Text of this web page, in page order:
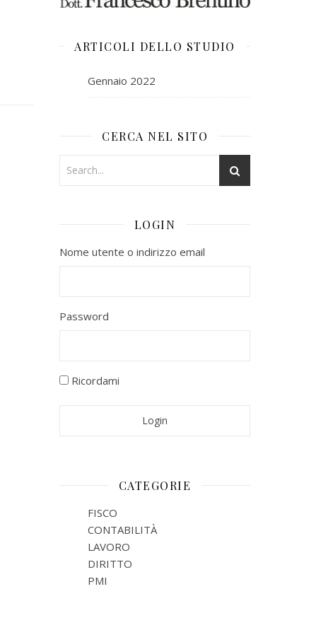
ARTICOLI DELLO STUDIO
Gennaio 2022
CERCA NEL SITO
LOGIN
Nome utente o indirizzo email
Password
Ricordami
CATEGORIE
FISCO
CONTABILITÀ
LAVORO
DIRITTO
PMI